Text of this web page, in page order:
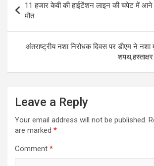
navigation
11 हजार केवी की हाईटेंशन लाइन की चपेट में आने
मौत
अंतराष्ट्रीय नशा निरोधक दिवस पर डीएम ने नशा
Leave a Reply
Your email address will not be published.
are marked *
Comment *